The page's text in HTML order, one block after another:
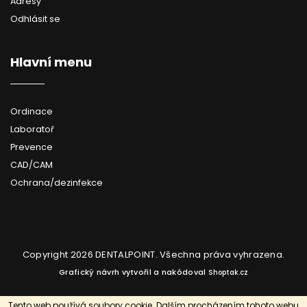
Odhlásit se
Hlavní menu
Ordinace
Laboratoř
Prevence
CAD/CAM
Ochrana/dezinfekce
Copyright 2026DENTALPOINT. Všechna práva vyhrazena.
Grafický návrh vytvořil a nakódoval Shoptak.cz